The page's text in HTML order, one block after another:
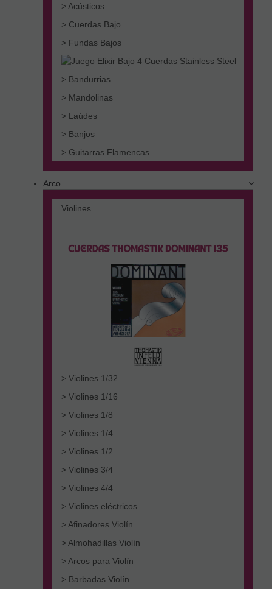
> Acústicos
> Cuerdas Bajo
> Fundas Bajos
> Bandurrias
> Mandolinas
> Laúdes
> Banjos
> Guitarras Flamencas
Arco
Violines
> Violines 1/32
> Violines 1/16
> Violines 1/8
> Violines 1/4
> Violines 1/2
> Violines 3/4
> Violines 4/4
> Violines eléctricos
> Afinadores Violín
> Almohadillas Violín
> Arcos para Violín
> Barbadas Violín